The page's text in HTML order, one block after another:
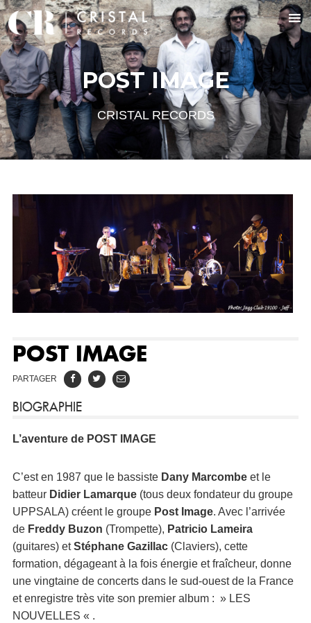
POST IMAGE
CRISTAL RECORDS
POST IMAGE
PARTAGER
BIOGRAPHIE
L’aventure de POST IMAGE
C’est en 1987 que le bassisteDany Marcombeet le
batteur Didier Lamarque(tous deux fondateur du groupe
UPPSALA) créent le groupe Post Image. Avec l’arrivée
de Freddy Buzon (Trompette), Patricio Lameira
(guitares) etStéphane Gazillac(Claviers), cette
formation, dégageant à la fois énergie et fraîcheur, donne
une vingtaine de concerts dans le sud-ouest de la France
et enregistre très vite son premier album : » LES
NOUVELLES « .